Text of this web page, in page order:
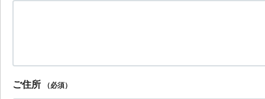
ご住所 （必須）